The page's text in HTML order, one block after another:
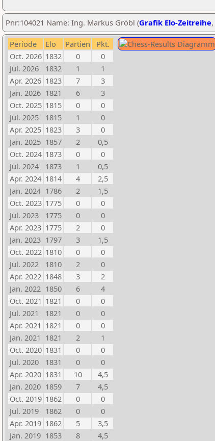
Pnr:104021 Name: Ing. Markus Gröbl (Grafik Elo-Zeitreihe,
Periode Elo Partien
Pkt.
Oct. 2026 1832 0
0
Jul. 2026
1832 1
1
Apr. 2026 1823 7
3
Jan. 2026 1821 6
3
Oct. 2025 1815 0
0
Jul. 2025
1815 1
0
Apr. 2025 1823 3
0
Jan. 2025 1857 2
0,5
Oct. 2024 1873 0
0
Jul. 2024
1873 1
0,5
Apr. 2024 1814 4
2,5
Jan. 2024 1786 2
1,5
Oct. 2023 1775 0
0
Jul. 2023
1775 0
0
Apr. 2023 1775 2
0
Jan. 2023 1797 3
1,5
Oct. 2022 1810 0
0
Jul. 2022
1810 2
0
Apr. 2022 1848 3
2
Jan. 2022 1850 6
4
Oct. 2021 1821 0
0
Jul. 2021
1821 0
0
Apr. 2021 1821 0
0
Jan. 2021 1821 2
1
Oct. 2020 1831 0
0
Jul. 2020
1831 0
0
Apr. 2020 1831 10
4,5
Jan. 2020 1859 7
4,5
Oct. 2019 1862 0
0
Jul. 2019
1862 0
0
Apr. 2019 1862 5
3,5
Jan. 2019 1853 8
4,5